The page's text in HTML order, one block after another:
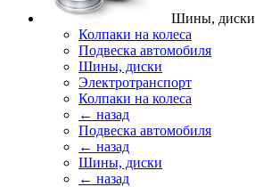
Шины, диски
Колпаки на колеса
Подвеска автомобиля
Шины, диски
Электротранспорт
Колпаки на колеса
← назад
Подвеска автомобиля
← назад
Шины, диски
← назад